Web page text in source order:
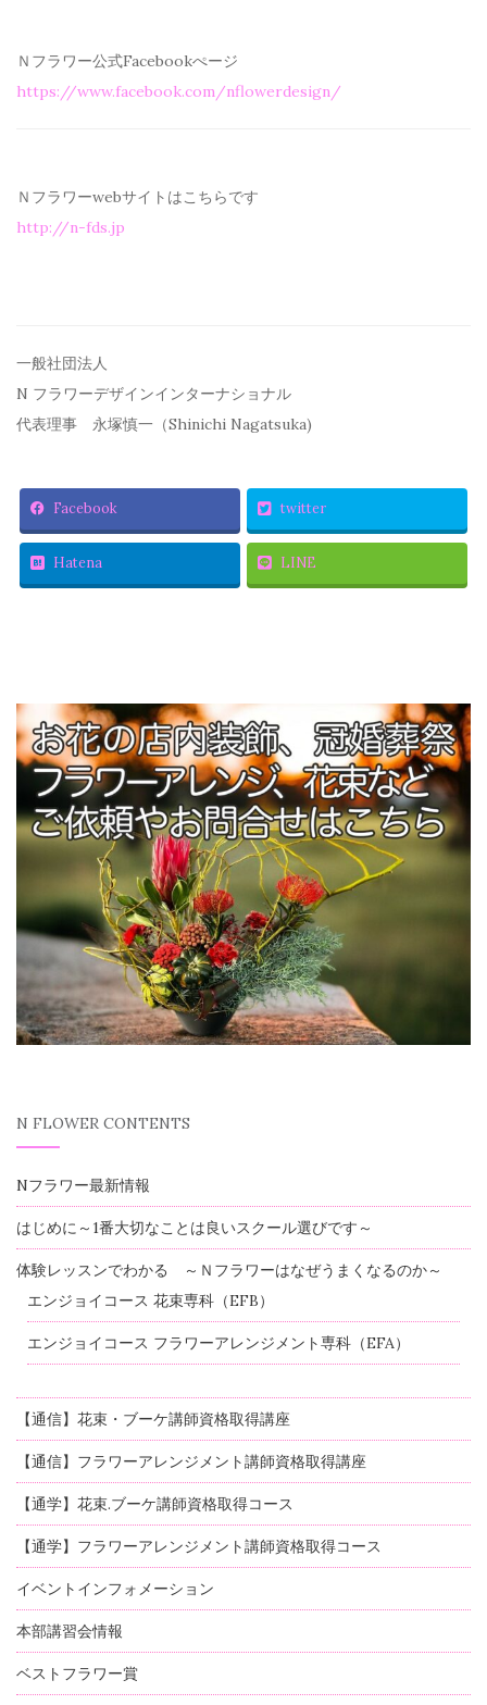
Ｎフラワー公式Facebookぺージ
https://www.facebook.com/nflowerdesign/
Ｎフラワーwebサイトはこちらです
http://n-fds.jp
一般社団法人
N フラワーデザインインターナショナル
代表理事 永塚慎一（Shinichi Nagatsuka)
Facebook twitter
Hatena LINE
N FLOWER CONTENTS
Nフラワー最新情報
はじめに～1番大切なことは良いスクール選びです～
体験レッスンでわかる ～Ｎフラワーはなぜうまくなるのか～
エンジョイコース 花束専科（EFB）
エンジョイコース フラワーアレンジメント専科（EFA）
【通信】花束・ブーケ講師資格取得講座
【通信】フラワーアレンジメント講師資格取得講座
【通学】花束.ブーケ講師資格取得コース
【通学】フラワーアレンジメント講師資格取得コース
イベントインフォメーション
本部講習会情報
ベストフラワー賞